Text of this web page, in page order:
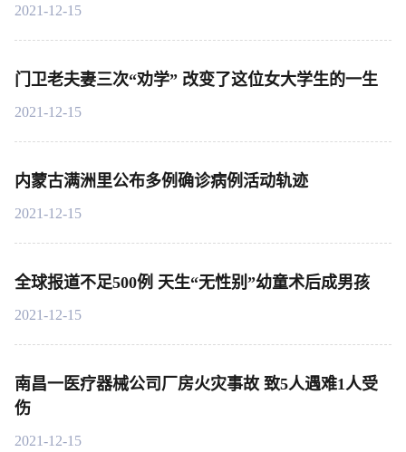
2021-12-15
门卫老夫妻三次“劝学” 改变了这位女大学生的一生
2021-12-15
内蒙古满洲里公布多例确诊病例活动轨迹
2021-12-15
全球报道不足500例 天生“无性别”幼童术后成男孩
2021-12-15
南昌一医疗器械公司厂房火灾事故 致5人遇难1人受
伤
2021-12-15